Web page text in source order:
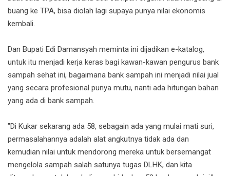
buang ke TPA, bisa diolah lagi supaya punya nilai ekonomis
kembali.
Dan Bupati Edi Damansyah meminta ini dijadikan e-katalog,
untuk itu menjadi kerja keras bagi kawan-kawan pengurus bank
sampah sehat ini, bagaimana bank sampah ini menjadi nilai jual
yang secara profesional punya mutu, nanti ada hitungan bahan
yang ada di bank sampah.
"Di Kukar sekarang ada 58, sebagain ada yang mulai mati suri,
permasalahannya adalah alat angkutnya tidak ada dan
kemudian nilai untuk mendorong mereka untuk bersemangat
mengelola sampah salah satunya tugas DLHK, dan kita